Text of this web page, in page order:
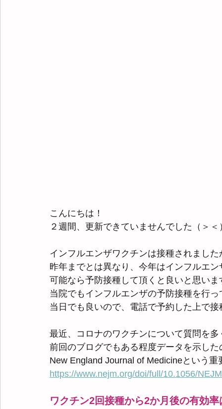
こんにちは！
２週間、更新できていませんでした（＞＜
インフルエンザワクチンは接種されました
昨年までとは異なり、今年はインフルエ
可能なら予防接種して頂くと良いと思いま
当院でもインフルエンザの予防接種を行っ
当日でも良いので、電話で予約した上で
最近、コロナのワクチンについて質問を多
前回のブログでもある程度データを示し
New England Journal of Medicineという
https://www.nejm.org/doi/full/10.1056/
ワクチン2回接種から2か月後の有効